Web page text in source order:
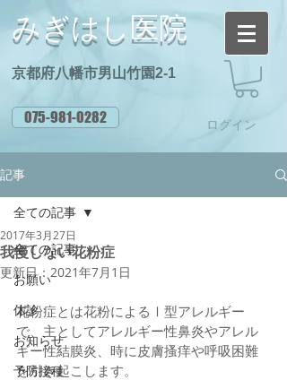
みぎはし医院
075-981-0282
京都府八幡市男山竹園2-1
ログイン
記事
全ての記事
お願い
休診
お知らせ
予防接種
全ての記事
我慢しない花粉症
2017年3月27日
更新日： 2021年7月1日
花粉症とは花粉によるⅠ型アレルギー
で、主としてアレルギー性鼻炎やアレル
ギー性結膜炎、時に皮膚搔痒や呼吸困難
を引き起こします。